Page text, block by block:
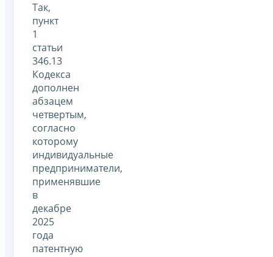
Так,
пункт
1
статьи
346.13
Кодекса
дополнен
абзацем
четвертым,
согласно
которому
индивидуальные
предприниматели,
применявшие
в
декабре
2025
года
патентную